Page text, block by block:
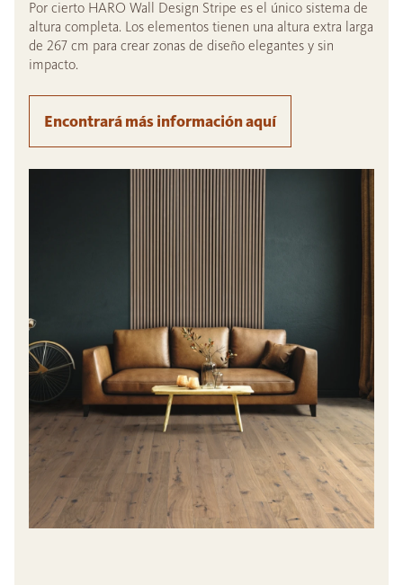
Por cierto HARO Wall Design Stripe es el único sistema de
altura completa. Los elementos tienen una altura extra larga
de 267 cm para crear zonas de diseño elegantes y sin
impacto.
Encontrará más información aquí